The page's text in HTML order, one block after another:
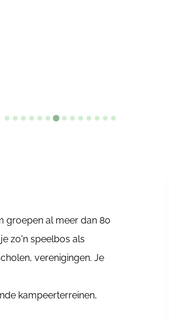
groepen al meer dan 80
zo'n speelbos als
verenigingen. Je
kampeerterreinen,